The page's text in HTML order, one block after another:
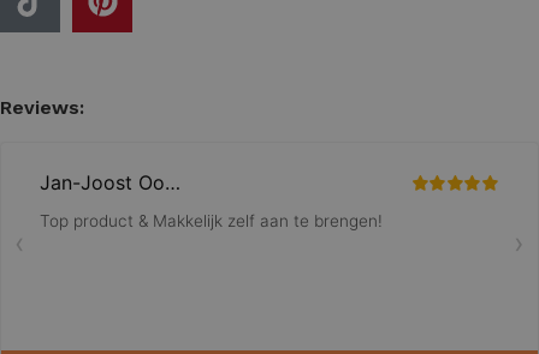
Reviews: